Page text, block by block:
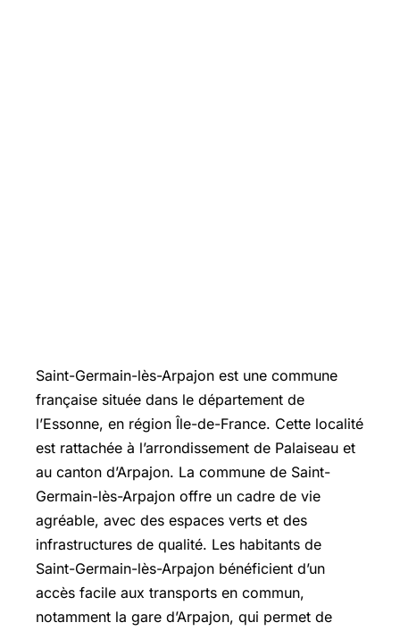
Saint-Germain-lès-Arpajon est une commune
française située dans le département de
l’Essonne, en région Île-de-France. Cette localité
est rattachée à l’arrondissement de Palaiseau et
au canton d’Arpajon. La commune de Saint-
Germain-lès-Arpajon offre un cadre de vie
agréable, avec des espaces verts et des
infrastructures de qualité. Les habitants de
Saint-Germain-lès-Arpajon bénéficient d’un
accès facile aux transports en commun,
notamment la gare d’Arpajon, qui permet de